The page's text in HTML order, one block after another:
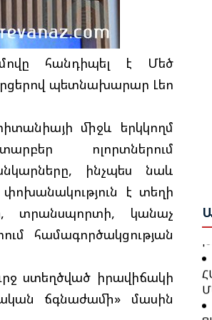
հանդիպել է Մեծ
պետնախարար Լեո
միջև երկկողմ
ոլորտներում
ինչպես նաև
է տեղի
տրանսպորտի, կանաչ
համագործակցության
ստեղծված իրավիճակի
ճգնաժամի» մասին